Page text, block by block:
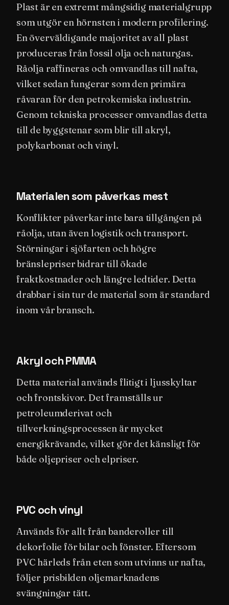
Plast är en extremt mångsidig materialgrupp
som utgör en hörnsten i modern profilering.
En överväldigande majoritet av all plast
produceras från fossil olja och naturgas.
Råolja raffineras och omvandlas till nafta,
vilket sedan fungerar som den primära
råvaran för den petrokemiska industrin.
Genom tekniska processer omvandlas detta
till de byggstenar som blir till akryl,
polykarbonat och vinyl.
Materialen som påverkas mest
Konflikter påverkar inte bara tillgången på
råolja, utan även logistik och transport.
Störningar i sjöfarten och högre
bränslepriser bidrar till ökade
fraktkostnader och längre ledtider. Detta
drabbar i sin tur de material som är standard
inom vår bransch.
Akryl och PMMA
Detta material används flitigt i ljusskyltar
och frontskivor. Det framställs ur
petroleumderivat och
tillverkningsprocessen är mycket
energikrävande, vilket gör det känsligt för
både oljepriser och elpriser.
PVC och vinyl
Används för allt från banderoller till
dekorfolie för bilar och fönster. Eftersom
PVC härleds från eten som utvinns ur nafta,
följer prisbilden oljemarknadens
svängningar tätt.